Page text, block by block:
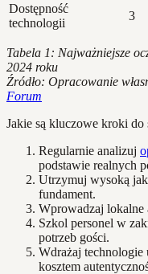
Dostępność
technologii
3
Tabela 1: Najważniejsze
2024 roku
Źródło: Opracowanie
Forum
Jakie są kluczowe kroki do
Regularnie analizuj
podstawie realnych
Utrzymuj wysoką
fundament.
Wprowadzaj lokalne
Szkol personel w
potrzeb gości.
Wdrażaj technologie
kosztem